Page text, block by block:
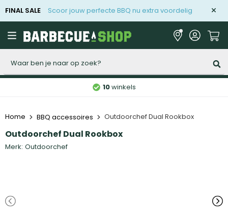
FINAL SALE Scoor jouw perfecte BBQ nu extra voordelig
10winkels
Home BBQ accessoires Outdoorchef Dual Rookbox
Outdoorchef Dual Rookbox
Merk: Outdoorchef